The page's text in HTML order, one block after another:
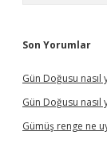
Son Yorumlar
Gün Doğusu nasıl
Gün Doğusu nasıl
Gümüş renge ne